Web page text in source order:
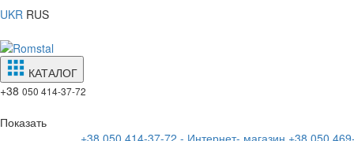
UKR RUS
КАТАЛОГ
+38 050 414-37-72
Показать
+38 050 414-37-72 - Интернет- магазин +38 050